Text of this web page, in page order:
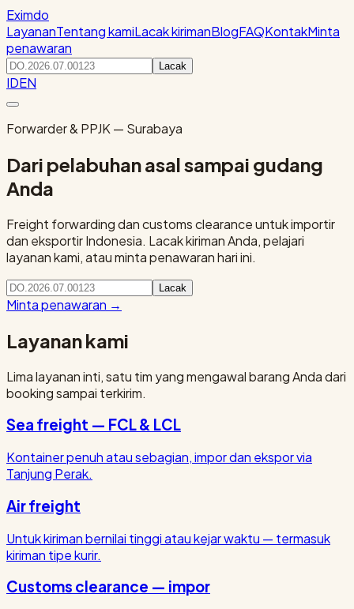
Eximdo
LayananTentang kamiLacak kirimanBlogFAQKontakMinta
penawaran
Lacak
IDEN
Forwarder & PPJK — Surabaya
Dari pelabuhan asal sampai gudang
Anda
Freight forwarding dan customs clearance untuk importir
dan eksportir Indonesia. Lacak kiriman Anda, pelajari
layanan kami, atau minta penawaran hari ini.
Lacak
Minta penawaran →
Layanan kami
Lima layanan inti, satu tim yang mengawal barang Anda dari
booking sampai terkirim.
Sea freight — FCL & LCL
Kontainer penuh atau sebagian, impor dan ekspor via
Tanjung Perak.
Air freight
Untuk kiriman bernilai tinggi atau kejar waktu — termasuk
kiriman tipe kurir.
Customs clearance — impor